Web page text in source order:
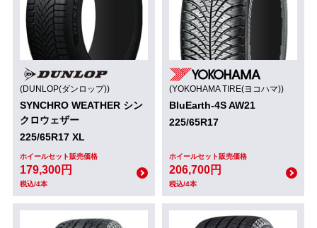
(DUNLOP(ダンロップ))
SYNCHRO WEATHER シン
クロウェザー
225/65R17 XL
ホイールセット販売価格
179,300円
税込/4本
(YOKOHAMA TIRE(ヨコハマ))
BluEarth-4S AW21
225/65R17
ホイールセット販売価格
206,700円
税込/4本